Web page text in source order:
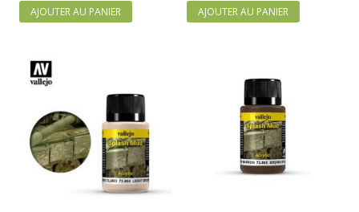
AJOUTER AU PANIER AJOUTER AU PANIER